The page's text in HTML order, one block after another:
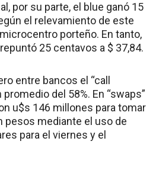
por su parte, el blue ganó 15
el relevamiento de este
porteño. En tanto,
25 centavos a $ 37,84.
entre bancos el “call
del 58%. En “swaps”
u$s 146 millones para tomar
mediante el uso de
para el viernes y el